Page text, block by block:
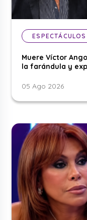
ESPECTÁCULOS
Muere Víctor
la farándula y
05 Ago 2026